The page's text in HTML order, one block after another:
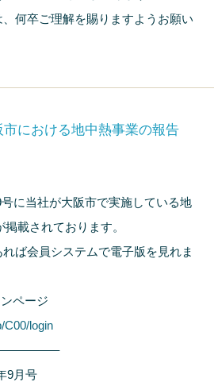
何卒ご理解を賜りますようお願い
における地中熱事業の報告
に当社が大阪市で実施している地
載されております。
ば会員システムで電子版を見れま
ページ
C00/login
9月号